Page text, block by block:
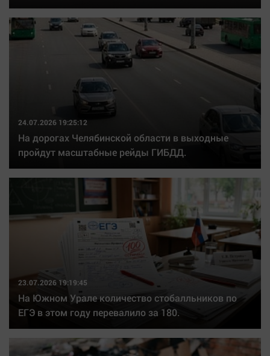
24.07.2026 19:25:12
На дорогах Челябинской области в выходные
пройдут масштабные рейды ГИБДД.
23.07.2026 19:19:45
На Южном Урале количество стобалльников по
ЕГЭ в этом году перевалило за 180.